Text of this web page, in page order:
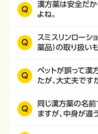
Q
漢方薬は安全だ
よね。
Q
スミスリンローシ
薬品）の取り扱い
Q
ペットが誤って漢
たが、大丈夫です
Q
同じ漢方薬の名
ますが、中身が違